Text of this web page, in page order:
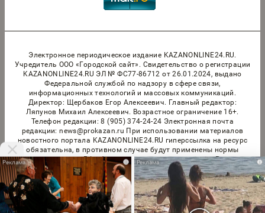
Электронное периодическое издание KAZANONLINE24.RU.
Учредитель ООО «Городской сайт». Cвидетельство о регистрации
KAZANONLINE24.RU ЭЛ № ФС77-86712 от 26.01.2024, выдано
Федеральной службой по надзору в сфере связи,
информационных технологий и массовых коммуникаций.
Директор: Щербаков Егор Алексеевич. Главный редактор:
Ляпунов Михаил Алексеевич. Возрастное ограничение 16+.
Телефон редакции: 8 (905) 374-24-24 Электронная почта
редакции: news@prokazan.ru При использовании материалов
новостного портала KAZANONLINE24.RU гиперссылка на ресурс
обязательна, в противном случае будут применены нормы
законодательства РФ об авторских и смежных правах. Редакция
портала не несет ответственности за комментарии и материалы
пользователей, размещенные на сайте KAZANONLINE24.RU и его
субдоменах. Правила применения рекомендательных технологий
в виджетах рекламно-обменной сети«СМИ2» (PDF),«Sparrow»
(PDF)
i i